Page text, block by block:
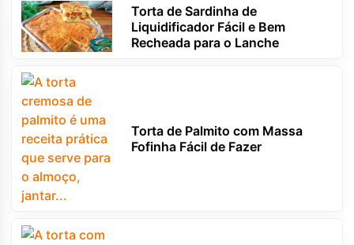
Torta de Sardinha de
Liquidificador Fácil e Bem
Recheada para o Lanche
Torta de Palmito com Massa
Fofinha Fácil de Fazer